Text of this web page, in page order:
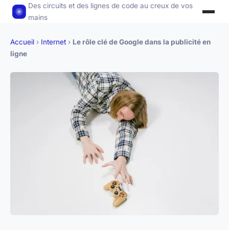
Des circuits et des lignes de code au creux de vos
mains
Accueil › Internet › Le rôle clé de Google dans la publicité en
ligne